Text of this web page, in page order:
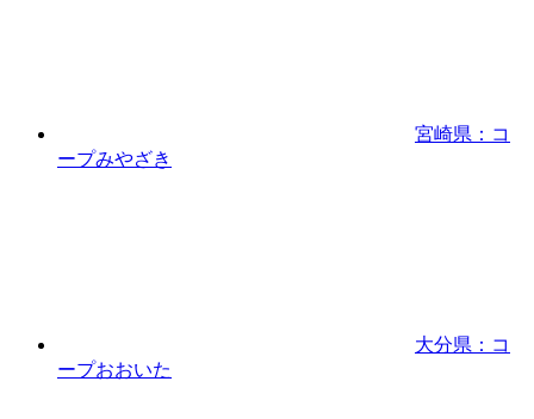
宮崎県：コ
ープみやざき
大分県：コ
ープおおいた